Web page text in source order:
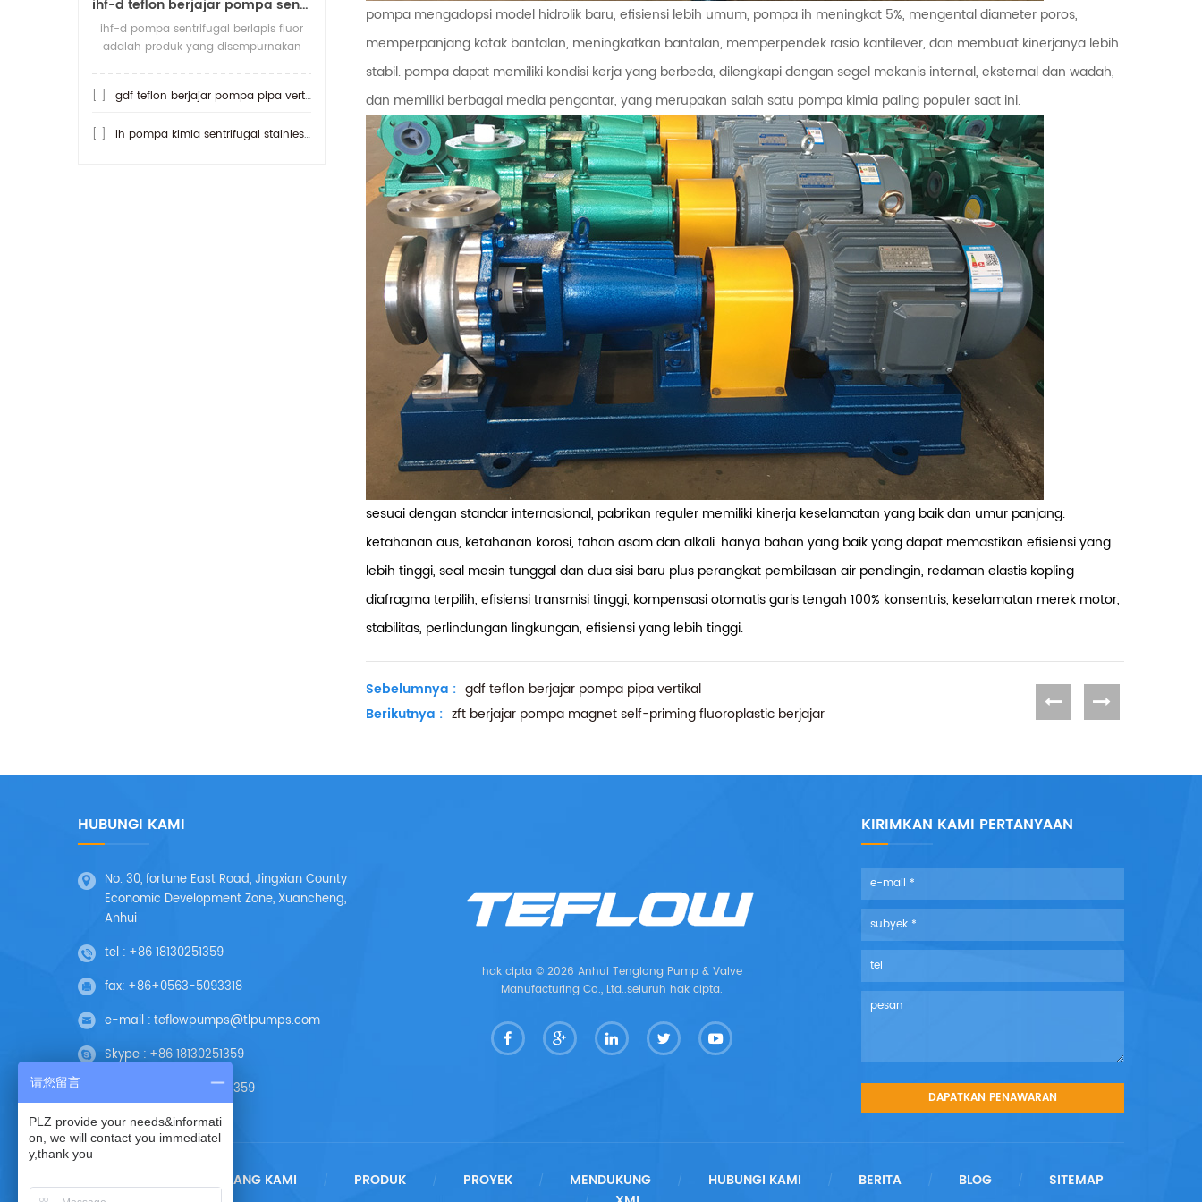
ihf-d teflon berjajar pompa sentrifugal koneksi langsung
ihf-d pompa sentrifugal berlapis fluor
adalah produk yang disempurnakan
pomp
gdf teflon berjajar pompa pipa vertikal
ih pompa kimia sentrifugal stainless steel
pompa mengadopsi model hidrolik baru, efisiensi lebih umum, pompa ih meningkat 5%, mengental diameter poros,
memperpanjang kotak bantalan, meningkatkan bantalan, memperpendek rasio kantilever, dan membuat kinerjanya lebih
stabil. pompa dapat memiliki kondisi kerja yang berbeda, dilengkapi dengan segel mekanis internal, eksternal dan wadah,
dan memiliki berbagai media pengantar, yang merupakan salah satu pompa kimia paling populer saat ini.
sesuai dengan standar internasional, pabrikan reguler memiliki kinerja keselamatan yang baik dan umur panjang.
ketahanan aus, ketahanan korosi, tahan asam dan alkali. hanya bahan yang baik yang dapat memastikan efisiensi yang
lebih tinggi, seal mesin tunggal dan dua sisi baru plus perangkat pembilasan air pendingin, redaman elastis kopling
diafragma terpilih, efisiensi transmisi tinggi, kompensasi otomatis garis tengah 100% konsentris, keselamatan merek motor,
stabilitas, perlindungan lingkungan, efisiensi yang lebih tinggi.
Sebelumnya : gdf teflon berjajar pompa pipa vertikal
Berikutnya : zft berjajar pompa magnet self-priming fluoroplastic berjajar
HUBUNGI KAMI
No. 30, fortune East Road, Jingxian County
Economic Development Zone, Xuancheng,
Anhui
tel : +86 18130251359
fax: +86+0563-5093318
e-mail :teflowpumps@tlpumps.com
Skype : +86 18130251359
+86 18130251359
hak cipta © 2026 Anhui Tenglong Pump & Valve
Manufacturing Co., Ltd..seluruh hak cipta.
KIRIMKAN KAMI PERTANYAAN
TENTANG KAMI / PRODUK / PROYEK / MENDUKUNG / HUBUNGI KAMI / BERITA / BLOG / SITEMAP
请您留言
PLZ provide your needs&informati
on, we will contact you immediatel
y,thank you